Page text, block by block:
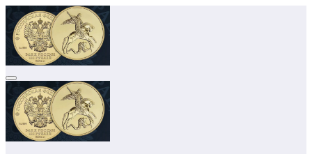
Перейти
содержимому